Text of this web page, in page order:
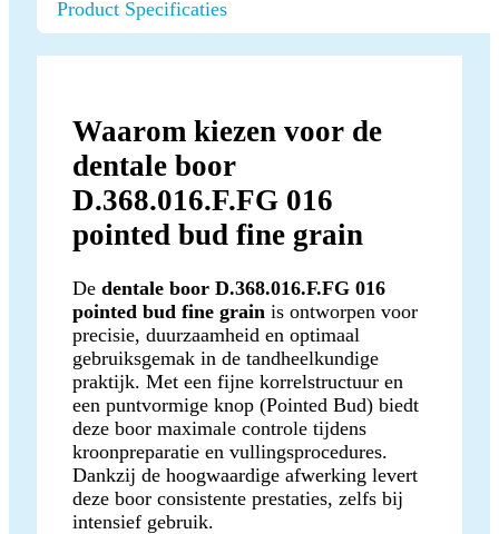
Product Specificaties
Waarom kiezen voor de
dentale boor
D.368.016.F.FG 016
pointed bud fine grain
De dentale boor D.368.016.F.FG 016
pointed bud fine grain is ontworpen voor
precisie, duurzaamheid en optimaal
gebruiksgemak in de tandheelkundige
praktijk. Met een fijne korrelstructuur en
een puntvormige knop (Pointed Bud) biedt
deze boor maximale controle tijdens
kroonpreparatie en vullingsprocedures.
Dankzij de hoogwaardige afwerking levert
deze boor consistente prestaties, zelfs bij
intensief gebruik.